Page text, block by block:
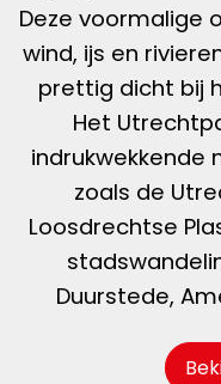
Deze voormalige
wind, ijs en
prettig dicht bij
Het
indrukwekkende
zoals de
Loosdrechtse
Duurstede,